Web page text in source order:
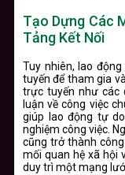
Tạo Dựng Các
Tảng Kết Nối
Tuy nhiên, lao
tuyến để tham gia
trực tuyến như các
luận về công việc
giúp lao động tự
nghiệm công việc.
cũng trở thành
mối quan hệ xã hội
duy trì một mạng